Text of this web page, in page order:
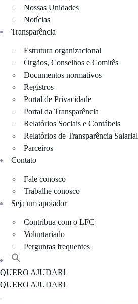
Nossas Unidades
Notícias
Transparência
Estrutura organizacional
Órgãos, Conselhos e Comitês
Documentos normativos
Registros
Portal de Privacidade
Portal da Transparência
Relatórios Sociais e Contábeis
Relatórios de Transparência Salarial
Parceiros
Contato
Fale conosco
Trabalhe conosco
Seja um apoiador
Contribua com o LFC
Voluntariado
Perguntas frequentes
QUERO AJUDAR!
QUERO AJUDAR!